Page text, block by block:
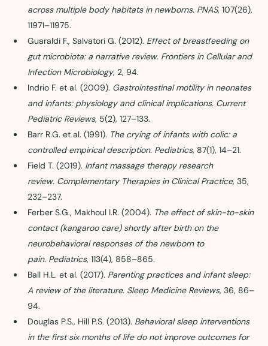
across multiple body habitats in newborns. PNAS, 107(26),
11971–11975.
Guaraldi F., Salvatori G. (2012). Effect of breastfeeding on
gut microbiota: a narrative review. Frontiers in Cellular and
Infection Microbiology, 2, 94.
Indrio F. et al. (2009). Gastrointestinal motility in neonates
and infants: physiology and clinical implications. Current
Pediatric Reviews, 5(2), 127–133.
Barr R.G. et al. (1991). The crying of infants with colic: a
controlled empirical description. Pediatrics, 87(1), 14–21.
Field T. (2019). Infant massage therapy research
review. Complementary Therapies in Clinical Practice, 35,
232–237.
Ferber S.G., Makhoul I.R. (2004). The effect of skin-to-skin
contact (kangaroo care) shortly after birth on the
neurobehavioral responses of the newborn to
pain. Pediatrics, 113(4), 858–865.
Ball H.L. et al. (2017). Parenting practices and infant sleep:
A review of the literature. Sleep Medicine Reviews, 36, 86–
94.
Douglas P.S., Hill P.S. (2013). Behavioral sleep interventions
in the first six months of life do not improve outcomes for